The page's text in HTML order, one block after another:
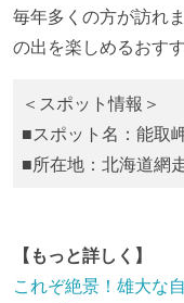
毎年多くの方が訪れ
の出を楽しめるおす
＜スポット情報＞
■スポット名：能取
■所在地：北海道網
【もっと詳しく】
これぞ絶景！雄大な